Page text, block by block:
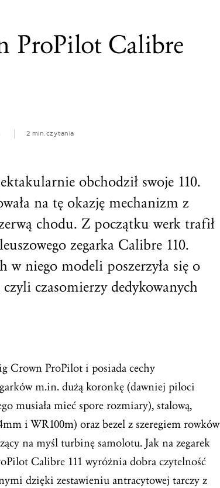
ProPilot Calibre
2 min.czytania
obchodził swoje 110.
na tę okazję mechanizm z
chodu. Z początku werk trafił
zegarka Calibre 110.
w niego modeli poszerzyła się o
czasomierzy dedykowanych
Crown ProPilot i posiada cechy
m.in. dużą koronkę (dawniej piloci
musiała mieć spore rozmiary), stalową,
i WR100m) oraz bezel z szeregiem rowków
na myśl turbinę samolotu. Jak na zegarek
Calibre 111 wyróżnia dobra czytelność
dzięki zestawieniu antracytowej tarczy z